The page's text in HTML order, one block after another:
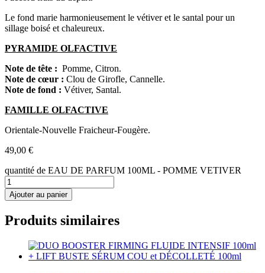
Le fond marie harmonieusement le vétiver et le santal pour un
sillage boisé et chaleureux.
PYRAMIDE OLFACTIVE
Note de tête : Pomme, Citron.
Note de cœur : Clou de Girofle, Cannelle.
Note de fond : Vétiver, Santal.
FAMILLE OLFACTIVE
Orientale-Nouvelle Fraicheur-Fougère.
49,00 €
quantité de EAU DE PARFUM 100ML - POMME VETIVER
Ajouter au panier
Produits similaires